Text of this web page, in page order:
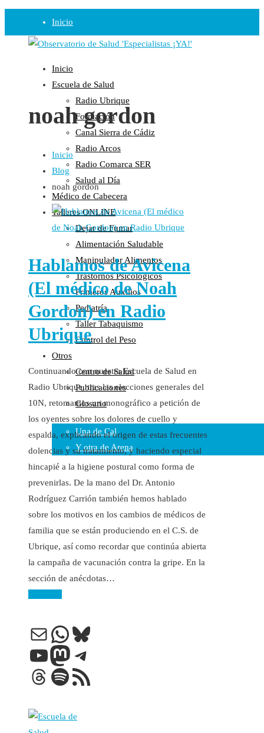
Inicio
Observatorio
Opinión
Radio
Guadalinfo Salud
Radio Guadalete
COPE Pontevedra
Salud en Radio Ubrique
Salud en Verano
Plataforma
Manifiestos
Comunicados
En nuestra Web
Colaboraciones
Cartas al Director
Medios de Comunicación
Otros
Vídeos
Cara Oscura Sanidad
Humor
Cal y Arena
Una de Cal
Y otra de Arena
Noticias Sanitarias
Enlaces
Inicio
Escuela de Salud
Radio Ubrique
Formación
Canal Sierra de Cádiz
Radio Arcos
Radio Comarca SER
Salud al Día
Médico de Cabecera
Talleres ONLINE
Dejar de Fumar
Alimentación Saludable
Manipulador Alimentos
Trastornos Psicológicos
Primeros Auxilios
Pediatría
Taller Tabaquismo
Control del Peso
Otros
Centro de Salud
Publicaciones
Glosario
noah gordon
Inicio
Blog
noah gordon
Hablamos de Avicena
(El médico de Noah
Gordon) en Radio
Ubrique
Continuando con nuestra Escuela de Salud en
Radio Ubrique, tras las elecciones generales del
10N, retomamos un monográfico a petición de
los oyentes sobre los dolores de cuello y
espalda, explicando el origen de estas frecuentes
dolencias y su tratamiento, y haciendo especial
hincapié a la higiene postural como forma de
prevenirlas. De la mano del Dr. Antonio
Rodríguez Carrión también hemos hablado
sobre los motivos en los cambios de médicos de
familia que se están produciendo en el C.S. de
Ubrique, así como recordar que continúa abierta
la campaña de vacunación contra la gripe. En la
sección de anécdotas…
Correo electrónico
WhatsApp
Bluesky
YouTube
Mastodon
Telegram
Threads
Spotify
Feed RSS